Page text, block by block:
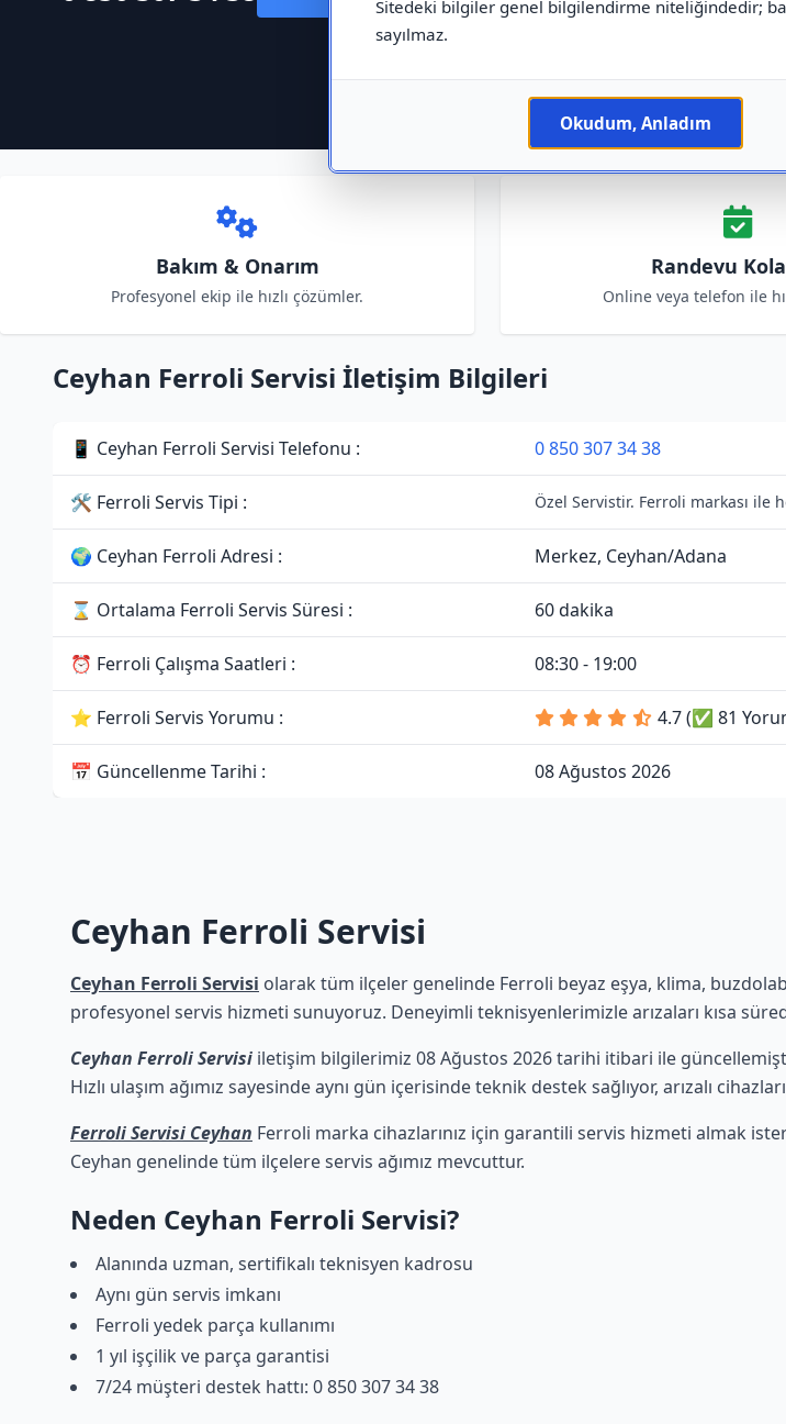
Sitedeki bilgiler genel bilgilendirme niteliğindedir;
sayılmaz.
Okudum, Anladım
Bakım & Onarım
Profesyonel ekip ile hızlı çözümler.
Randevu
Online veya telefon ile
Ceyhan Ferroli Servisi İletişim Bilgileri
📱 Ceyhan Ferroli Servisi Telefonu : 0 850 307 34 38
🛠 Ferroli Servis Tipi : Özel Servistir. Ferroli markası ile
🌍 Ceyhan Ferroli Adresi : Merkez, Ceyhan/Adana
⌛ Ortalama Ferroli Servis Süresi : 60 dakika
⏰ Ferroli Çalışma Saatleri : 08:30 - 19:00
⭐ Ferroli Servis Yorumu : 4.7 (✅ 81
📅 Güncellenme Tarihi : 08 Ağustos 2026
Ceyhan Ferroli Servisi
Ceyhan Ferroli Servisi olarak tüm ilçeler genelinde Ferroli beyaz eşya, klima,
profesyonel servis hizmeti sunuyoruz. Deneyimli teknisyenlerimizle arızaları kısa
Ceyhan Ferroli Servisi iletişim bilgilerimiz 08 Ağustos 2026 tarihi itibari ile
Hızlı ulaşım ağımız sayesinde aynı gün içerisinde teknik destek sağlıyor, arızalı
Ferroli Servisi Ceyhan Ferroli marka cihazlarınız için garantili servis hizmeti almak
Ceyhan genelinde tüm ilçelere servis ağımız mevcuttur.
Neden Ceyhan Ferroli Servisi?
Alanında uzman, sertifikalı teknisyen kadrosu
Aynı gün servis imkanı
Ferroli yedek parça kullanımı
1 yıl işçilik ve parça garantisi
7/24 müşteri destek hattı: 0 850 307 34 38